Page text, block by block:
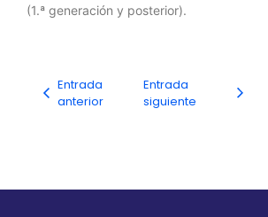
(1.ª generación y posterior).
Entrada
anterior
Entrada
siguiente